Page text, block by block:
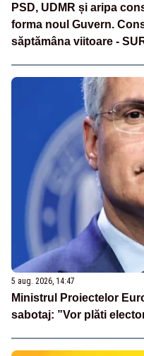
PSD, UDMR și aripa
forma noul Guvern.
săptămâna viitoare -
5 aug. 2026, 14:47
Ministrul Proiectelor
sabotaj: ”Vor plăti